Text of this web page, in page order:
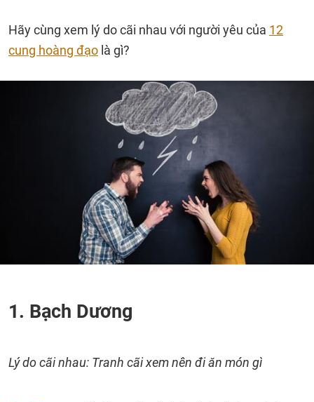
Hãy cùng xem lý do cãi nhau với người yêu của 12
cung hoàng đạo là gì?
1. Bạch Dương
Lý do cãi nhau: Tranh cãi xem nên đi ăn món gì